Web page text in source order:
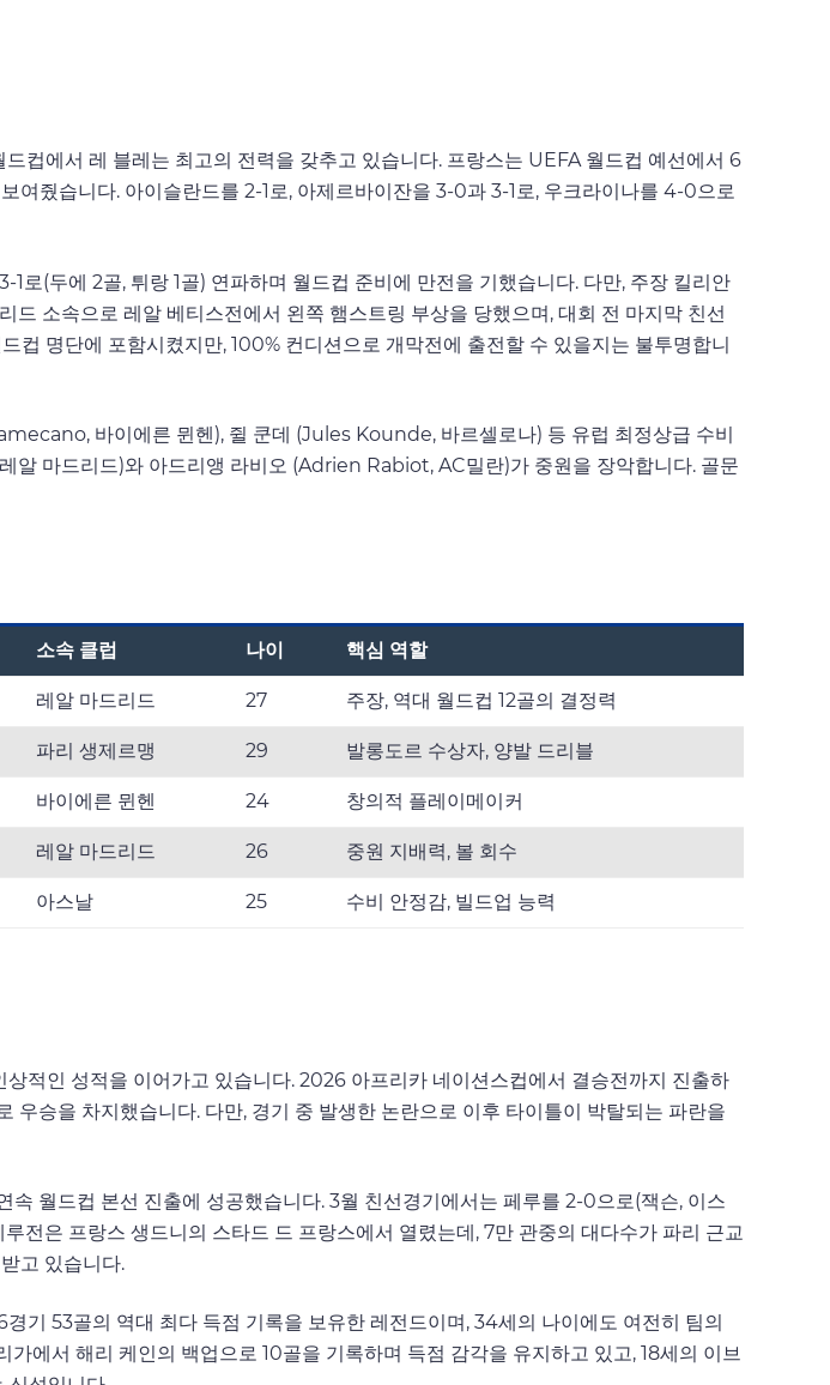
에서 레 블레는 최고의 전력을 갖추고 있습니다. 프랑스는 UEFA 월드컵 예선에서 6
여줬습니다. 아이슬란드를 2-1로, 아제르바이잔을 3-0과 3-1로, 우크라이나를 4-0으로
로(두에 2골, 튀랑 1골) 연파하며 월드컵 준비에 만전을 기했습니다. 다만, 주장 킬리안
소속으로 레알 베티스전에서 왼쪽 햄스트링 부상을 당했으며, 대회 전 마지막 친선
명단에 포함시켰지만, 100% 컨디션으로 개막전에 출전할 수 있을지는 불투명합니
바이에른 뮌헨), 쥘 쿤데 (Jules Kounde, 바르셀로나) 등 유럽 최정상급 수비
마드리드)와 아드리앵 라비오 (Adrien Rabiot, AC밀란)가 중원을 장악합니다. 골문
소속 클럽 나이 핵심 역할
레알 마드리드 27 주장, 역대 월드컵 12골의 결정력
파리 생제르맹 29 발롱도르 수상자, 양발 드리블
바이에른 뮌헨 24 창의적 플레이메이커
레알 마드리드 26 중원 지배력, 볼 회수
아스날 25 수비 안정감, 빌드업 능력
적인 성적을 이어가고 있습니다. 2026 아프리카 네이션스컵에서 결승전까지 진출하
승을 차지했습니다. 다만, 경기 중 발생한 논란으로 이후 타이틀이 박탈되는 파란을
월드컵 본선 진출에 성공했습니다. 3월 친선경기에서는 페루를 2-0으로(잭슨, 이스
전은 프랑스 생드니의 스타드 드 프랑스에서 열렸는데, 7만 관중의 대다수가 파리 근교
고 있습니다.
기 53골의 역대 최다 득점 기록을 보유한 레전드이며, 34세의 나이에도 여전히 팀의
에서 해리 케인의 백업으로 10골을 기록하며 득점 감각을 유지하고 있고, 18세의 이브